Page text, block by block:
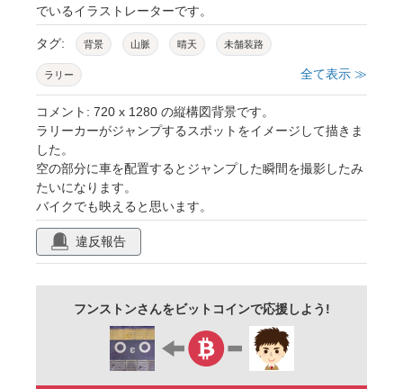
でいるイラストレーターです。
タグ: 背景 山脈 晴天 未舗装路
ラリー 全て表示 ≫
コメント: 720 x 1280 の縦構図背景です。
ラリーカーがジャンプするスポットをイメージして描きま
した。
空の部分に車を配置するとジャンプした瞬間を撮影したみ
たいになります。
バイクでも映えると思います。
違反報告
フンストンさんをビットコインで応援しよう!